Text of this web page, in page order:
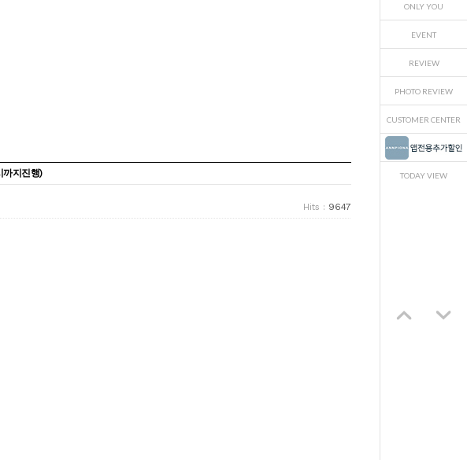
ONLY YOU
EVENT
REVIEW
PHOTO REVIEW
CUSTOMER CENTER
TODAY VIEW
까지진행)
Hits : 9647